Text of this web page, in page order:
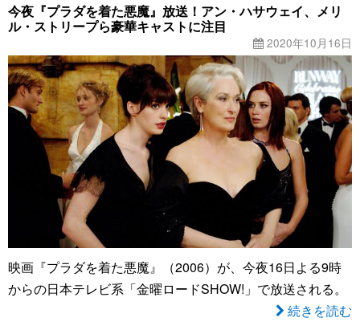
今夜『プラダを着た悪魔』放送！アン・ハサウェイ、メリ
ル・ストリープら豪華キャストに注目
2020年10月16日
映画『プラダを着た悪魔』（2006）が、今夜16日よる9時
からの日本テレビ系「金曜ロードSHOW!」で放送される。
続きを読む